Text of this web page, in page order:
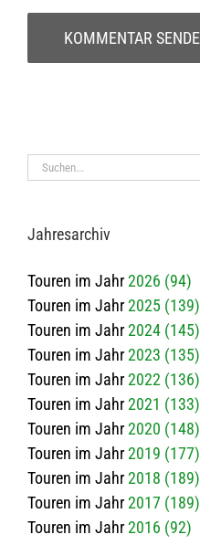
Suche
Jah­res­ar­chiv
Touren im Jahr2026 (94)
Touren im Jahr2025 (139)
Touren im Jahr2024 (145)
Touren im Jahr2023 (135)
Touren im Jahr2022 (136)
Touren im Jahr2021 (133)
Touren im Jahr2020 (148)
Touren im Jahr2019 (177)
Touren im Jahr2018 (189)
Touren im Jahr2017 (189)
Touren im Jahr2016 (92)